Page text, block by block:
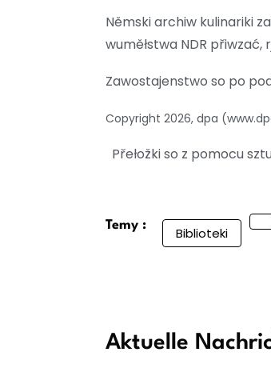
Němski archiw kulinariki
wuměłstwa NDR
Zawostajenstwo so po
Copyright 2026, dpa
Přełožki so z pomocu
Temy : Biblioteki
Aktuelle